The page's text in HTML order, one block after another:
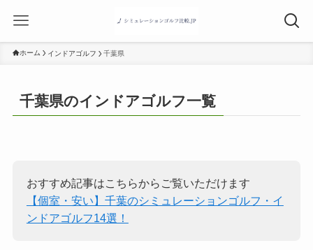
ホーム インドアゴルフ 千葉県
千葉県のインドアゴルフ一覧
おすすめ記事はこちらからご覧いただけます
【個室・安い】千葉のシミュレーションゴルフ・イ
ンドアゴルフ14選！